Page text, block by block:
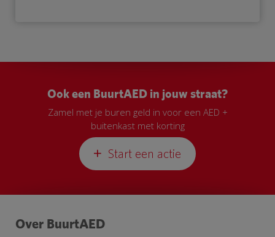
Ook een BuurtAED in jouw straat?
Zamel met je buren geld in voor een AED +
buitenkast met korting
Start een actie
Over BuurtAED